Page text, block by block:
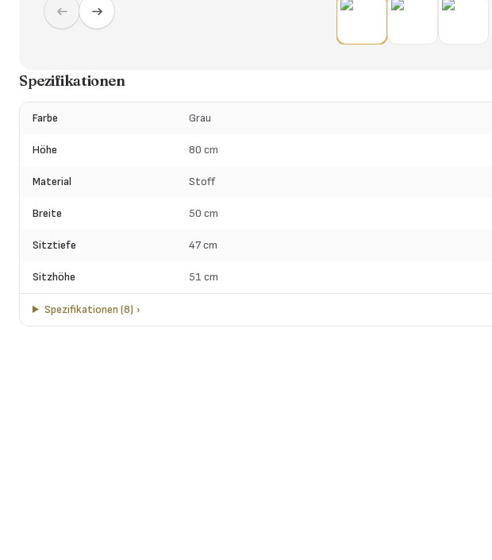
Spezifikationen
Farbe Grau
Höhe 80 cm
Material Stoff
Breite 50 cm
Sitztiefe 47 cm
Sitzhöhe 51 cm
Spezifikationen (8) ›